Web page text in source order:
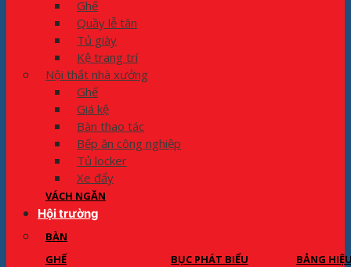
Ghế
Quầy lễ tân
Tủ giày
Kệ trang trí
Nội thất nhà xưởng
Ghế
Giá kệ
Bàn thao tác
Bếp ăn công nghiệp
Tủ locker
Xe đẩy
VÁCH NGĂN
Hội trường
BÀN
GHẾ
BỤC PHÁT BIỂU
BẢNG